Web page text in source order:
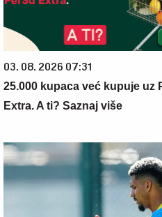
03. 08. 2026 07:31
25.000 kupaca već kupuje uz
Extra. A ti? Saznaj više